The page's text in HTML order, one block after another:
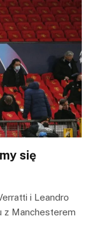
się
i Leandro
z Manchesterem